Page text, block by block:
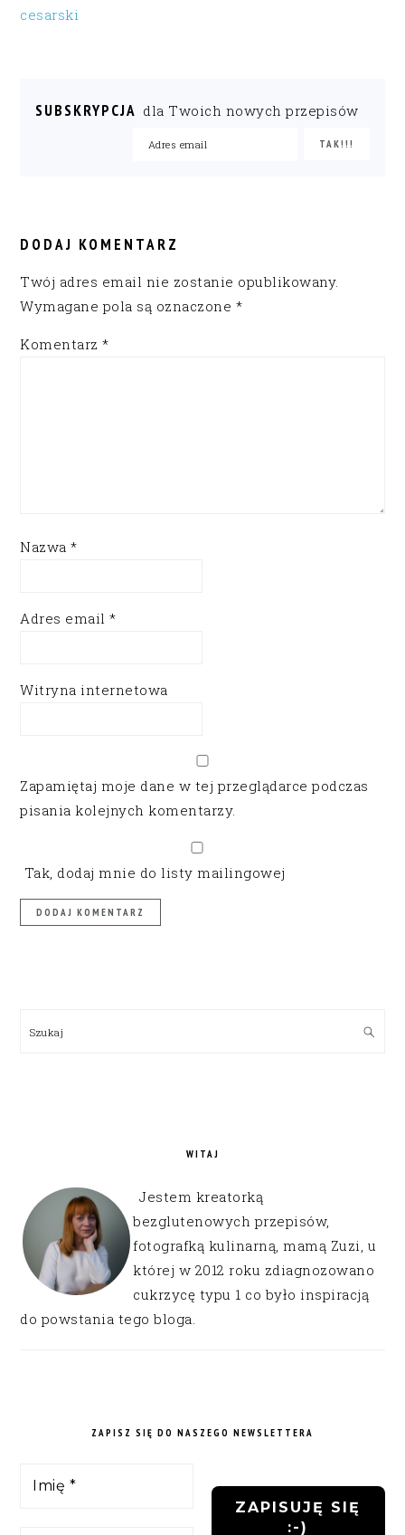
cesarski
SUBSKRYPCJA dla Twoich nowych przepisów
INTERACTIONS
DODAJ KOMENTARZ
Twój adres email nie zostanie opublikowany.
Wymagane pola są oznaczone *
Komentarz*
Nazwa*
Adres email*
Witryna internetowa
Zapamiętaj moje dane w tej przeglądarce podczas
pisania kolejnych komentarzy.
Tak, dodaj mnie do listy mailingowej
Szukaj
WITAJ
Jestem kreatorką
bezglutenowych przepisów,
fotografką kulinarną, mamą Zuzi, u
której w 2012 roku zdiagnozowano
cukrzycę typu 1 co było inspiracją
do powstania tego bloga.
ZAPISZ SIĘ DO NASZEGO NEWSLETTERA